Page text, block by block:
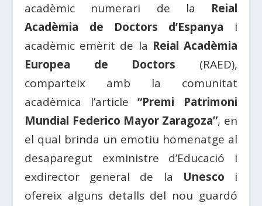
acadèmic numerari de la Reial
Acadèmia de Doctors d’Espanya i
acadèmic emèrit de la Reial Acadèmia
Europea de Doctors (RAED),
comparteix amb la comunitat
acadèmica l’article“Premi Patrimoni
Mundial Federico Mayor Zaragoza”, en
el qual brinda un emotiu homenatge al
desaparegut exministre d’Educació i
exdirector general de la Unesco i
ofereix alguns detalls del nou guardó